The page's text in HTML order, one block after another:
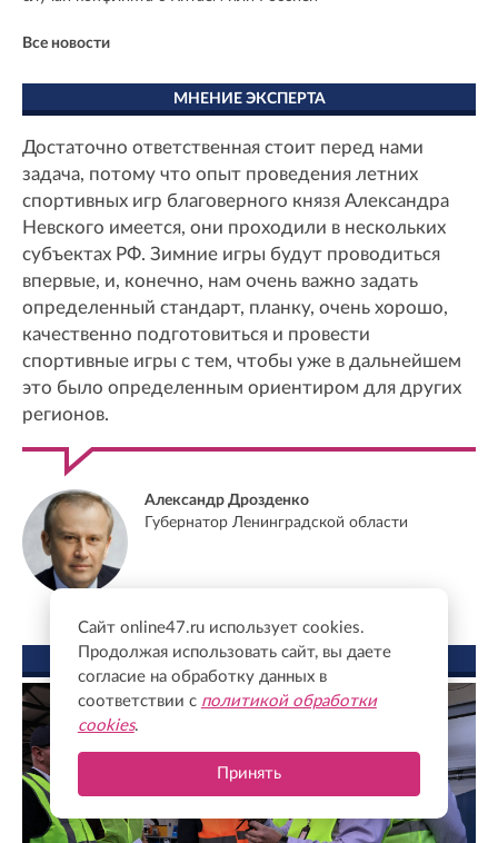
Все новости
МНЕНИЕ ЭКСПЕРТА
Достаточно ответственная стоит перед нами
задача, потому что опыт проведения летних
спортивных игр благоверного князя Александра
Невского имеется, они проходили в нескольких
субъектах РФ. Зимние игры будут проводиться
впервые, и, конечно, нам очень важно задать
определенный стандарт, планку, очень хорошо,
качественно подготовиться и провести
спортивные игры с тем, чтобы уже в дальнейшем
это было определенным ориентиром для других
регионов.
Александр Дрозденко
Губернатор Ленинградской области
ФОТО ДНЯ
Сайт online47.ru использует cookies.
Продолжая использовать сайт, вы даете
согласие на обработку данных в
соответствии с политикой обработки
cookies.
Принять